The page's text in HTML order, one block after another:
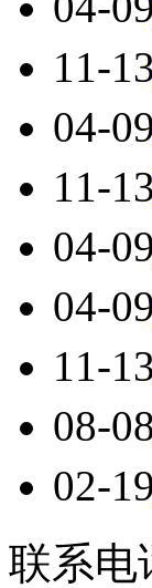
11-13
04-09
11-13
04-09
04-09
11-13
08-08
02-19
联系电